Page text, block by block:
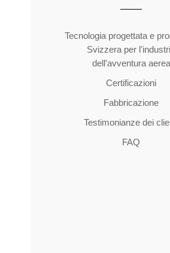
Tecnologia progettata e
Svizzera per
dell'avventura aerea
Certificazioni
Fabbricazione
Testimonianze dei
FAQ